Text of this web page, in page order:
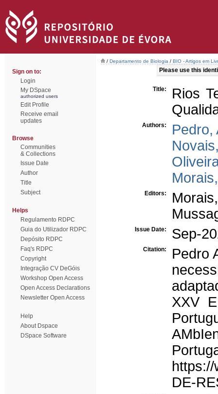
Sign on to:
Login
My DSpace
authorized users
Edit Profile
Receive email
updates
Browse
Communities
& Collections
Issue Date
Author
Title
Subject
Helps
Regulamento RDPC
Guia do Utilizador RDPC
Depósito RDPC
Faq's RDPC
Copyright
Integração CV DeGóis
Workshop Open Access
Open Access Declarations
Newsletter Open Access
Help
About Dspace
DSpace Software
/ Departamento de Biologia / BIO - Artigos em
Please use this
Title:
Rios
Authors:
Pedro,
Editors:
Issue Date: Sep-
Citation:
Pedro
XXV
DE-